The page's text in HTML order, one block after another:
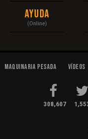
Ayuda
(Online)
Maquinaria Pesada Vídeos
308,607